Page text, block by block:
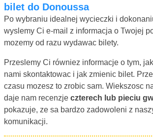
bilet do Donoussa
Po wybraniu idealnej wycieczki i
wyslemy Ci e-mail z informacja o Twojej
mozemy od razu wydawac bilety.
Przeslemy Ci równiez informacje o tym,
nami skontaktowac i jak zmienic bilet.
czasu mozesz to zrobic sam. Wiekszosc
daje nam recenzje czterech lub pieciu
pokazuje, ze sa bardzo zadowoleni z
komunikacji.